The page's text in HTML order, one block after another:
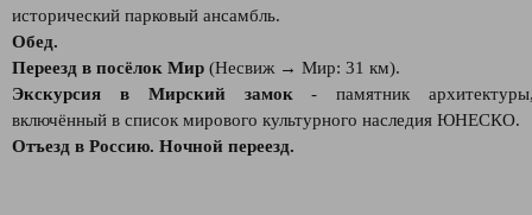
исторический парковый ансамбль.
Обед.
Переезд в посёлок Мир (Несвиж → Мир: 31 км).
Экскурсия в Мирский замок - памятник
включённый в список мирового культурного наследия ЮНЕСКО.
Отъезд в Россию. Ночной переезд.